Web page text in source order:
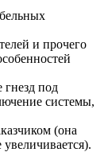
и прочего
гнезд под
системы,
(она